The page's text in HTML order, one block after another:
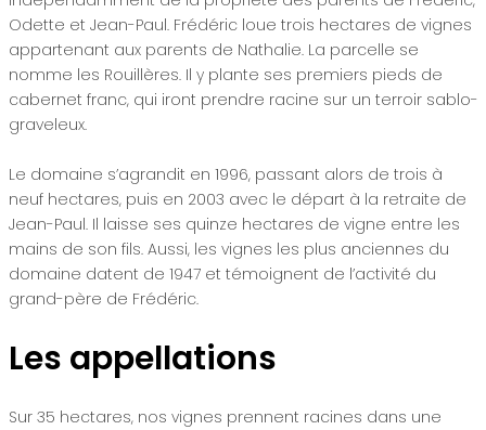
Odette et Jean-Paul. Frédéric loue trois hectares de vignes
appartenant aux parents de Nathalie. La parcelle se
nomme les Rouillères. Il y plante ses premiers pieds de
cabernet franc, qui iront prendre racine sur un terroir sablo-
graveleux.
Le domaine s’agrandit en 1996, passant alors de trois à
neuf hectares, puis en 2003 avec le départ à la retraite de
Jean-Paul. Il laisse ses quinze hectares de vigne entre les
mains de son fils. Aussi, les vignes les plus anciennes du
domaine datent de 1947 et témoignent de l’activité du
grand-père de Frédéric.
Les appellations
Sur 35 hectares, nos vignes prennent racines dans une